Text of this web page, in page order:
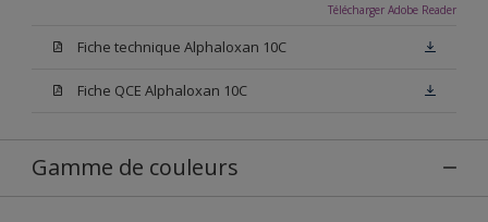
Télécharger Adobe Reader
Fiche technique Alphaloxan 10C
Fiche QCE Alphaloxan 10C
Gamme de couleurs